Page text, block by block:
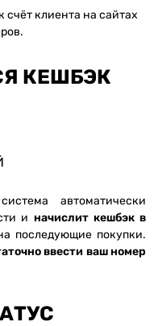
счёт клиента на сайтах
КЕШБЭК
автоматически
и начислит кешбэк в
последующие покупки.
ввести ваш номер